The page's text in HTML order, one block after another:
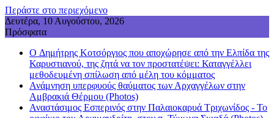
Περάστε στο περιεχόμενο
Δευτέρα, 10 Αυγούστου, 2026
Πρόσφατα
O Δημήτρης Κοτσόργιος που αποχώρησε από την Ελπίδα της
Καρυστιανού, της ζητά να τον προστατέψει: Καταγγέλλει
μεθοδευμένη σπίλωση από μέλη του κόμματος
Ανάμνηση υπερφυούς θαύματος των Αρχαγγέλων στην
Αμβρακιά Θέρμου (Photos)
Αναστάσιμος Εσπερινός στην Παλαιοκαρυά Τριχωνίδος - To